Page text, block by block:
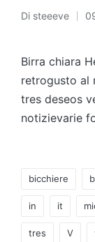
Pubblicato
Di steeeve
Birra chiara
retrogusto al
tres deseos
notizievarie
bicchiere
in it
tres V